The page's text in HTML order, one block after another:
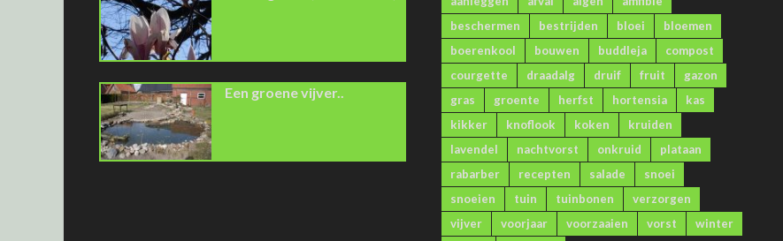
Een groene vijver..
beschermen
bestrijden bloei
bloemen
boerenkool
bouwen buddleja
compost
courgette
draadalg druif fruit
gazon
gras
groente herfst hortensia
kas
kikker
knoflook koken
kruiden
lavendel
nachtvorst onkruid
plataan
rabarber
recepten salade
snoei
snoeien
tuin tuinbonen
verzorgen
vijver
voorjaar voorzaaien vorst winter